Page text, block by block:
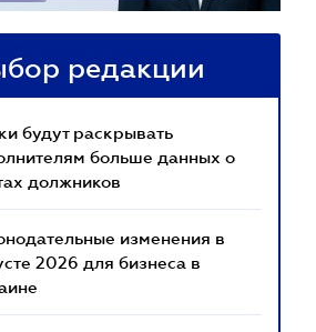
редакции
будут раскрывать
больше данных о
должников
изменения в
2026 для бизнеса в